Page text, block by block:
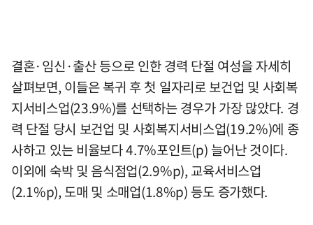
결혼·임신·출산 등으로 인한 경력 단절 여성을 자세히
살펴보면, 이들은 복귀 후 첫 일자리로 보건업 및 사회복
지서비스업(23.9%)를 선택하는 경우가 가장 많았다. 경
력 단절 당시 보건업 및 사회복지서비스업(19.2%)에 종
사하고 있는 비율보다 4.7%포인트(p) 늘어난 것이다.
이외에 숙박 및 음식점업(2.9%p), 교육서비스업
(2.1%p), 도매 및 소매업(1.8%p) 등도 증가했다.